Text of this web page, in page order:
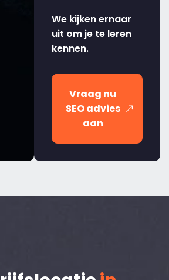
We kijken ernaar
uit om je te leren
kennen.
Vraag nu
SEO advies
aan